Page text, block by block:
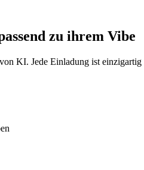
zu ihrem Vibe
KI. Jede Einladung ist